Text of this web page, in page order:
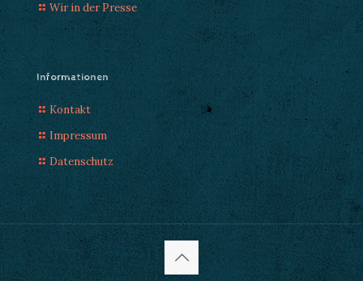
Wir in der Presse
Informationen
Kontakt
Impressum
Datenschutz